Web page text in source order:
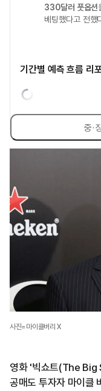
330달러 풋옵션
베팅했다고 전했
기간별 예측 흐름 리
중·
사진=마이클버리 X
영화 '빅쇼트(The Big
공매도 투자자 마이클